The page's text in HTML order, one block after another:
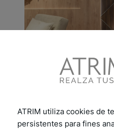
ATRIM utiliza cookies de
persistentes para fines